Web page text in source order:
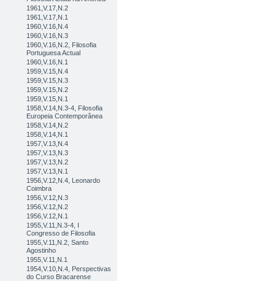
1961,V.17,N.2
1961,V.17,N.1
1960,V.16,N.4
1960,V.16,N.3
1960,V.16,N.2, Filosofia
Portuguesa Actual
1960,V.16,N.1
1959,V.15,N.4
1959,V.15,N.3
1959,V.15,N.2
1959,V.15,N.1
1958,V.14,N.3-4, Filosofia
Europeia Contemporânea
1958,V.14,N.2
1958,V.14,N.1
1957,V.13,N.4
1957,V.13,N.3
1957,V.13,N.2
1957,V.13,N.1
1956,V.12,N.4, Leonardo
Coimbra
1956,V.12,N.3
1956,V.12,N.2
1956,V.12,N.1
1955,V.11,N.3-4, I
Congresso de Filosofia
1955,V.11,N.2, Santo
Agostinho
1955,V.11,N.1
1954,V.10,N.4, Perspectivas
do Curso Bracarense